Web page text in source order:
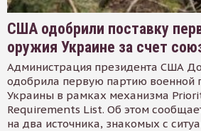
США одобрили поставку
оружия Украине за счет
Администрация президента США
одобрила первую партию военной
Украины в рамках механизма
Requirements List. Об этом
на два источника, знакомых с